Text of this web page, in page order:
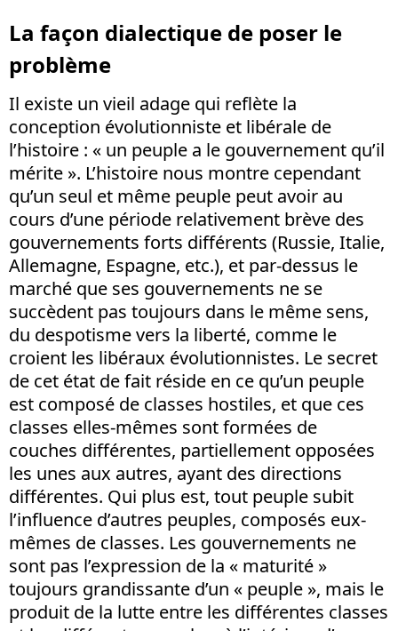
La façon dialectique de poser le
problème
Il existe un vieil adage qui reflète la
conception évolutionniste et libérale de
l’histoire : « un peuple a le gouvernement qu’il
mérite ». L’histoire nous montre cependant
qu’un seul et même peuple peut avoir au
cours d’une période relativement brève des
gouvernements forts différents (Russie, Italie,
Allemagne, Espagne, etc.), et par-dessus le
marché que ses gouvernements ne se
succèdent pas toujours dans le même sens,
du despotisme vers la liberté, comme le
croient les libéraux évolutionnistes. Le secret
de cet état de fait réside en ce qu’un peuple
est composé de classes hostiles, et que ces
classes elles-mêmes sont formées de
couches différentes, partiellement opposées
les unes aux autres, ayant des directions
différentes. Qui plus est, tout peuple subit
l’influence d’autres peuples, composés eux-
mêmes de classes. Les gouvernements ne
sont pas l’expression de la « maturité »
toujours grandissante d’un « peuple », mais le
produit de la lutte entre les différentes classes